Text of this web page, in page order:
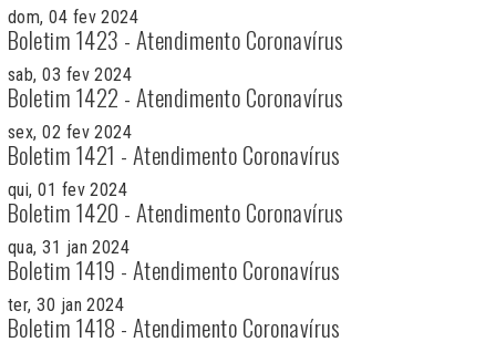
dom, 04 fev 2024
Boletim 1423 - Atendimento Coronavírus
sab, 03 fev 2024
Boletim 1422 - Atendimento Coronavírus
sex, 02 fev 2024
Boletim 1421 - Atendimento Coronavírus
qui, 01 fev 2024
Boletim 1420 - Atendimento Coronavírus
qua, 31 jan 2024
Boletim 1419 - Atendimento Coronavírus
ter, 30 jan 2024
Boletim 1418 - Atendimento Coronavírus